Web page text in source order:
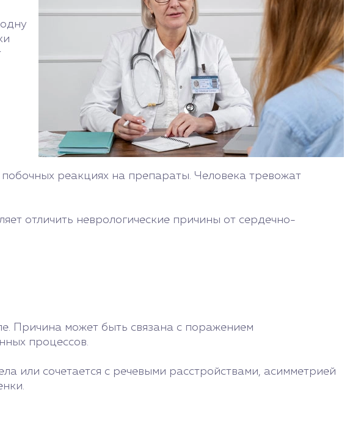
реакциях на препараты. Человека тревожат
отличить неврологические причины от сердечно-
Причина может быть связана с поражением
процессов.
или сочетается с речевыми расстройствами, асимметрией